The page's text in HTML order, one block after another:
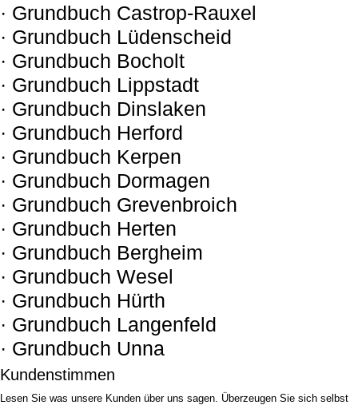
· Grundbuch Castrop-Rauxel
· Grundbuch Lüdenscheid
· Grundbuch Bocholt
· Grundbuch Lippstadt
· Grundbuch Dinslaken
· Grundbuch Herford
· Grundbuch Kerpen
· Grundbuch Dormagen
· Grundbuch Grevenbroich
· Grundbuch Herten
· Grundbuch Bergheim
· Grundbuch Wesel
· Grundbuch Hürth
· Grundbuch Langenfeld
· Grundbuch Unna
Kundenstimmen
Lesen Sie was unsere Kunden über uns sagen. Überzeugen Sie sich selbst